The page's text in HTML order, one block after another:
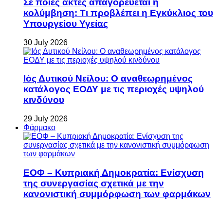
Σε ποιες ακτές απαγορεύεται η
κολύμβηση: Τι προβλέπει η Εγκύκλιος του
Υπουργείου Υγείας
30 July 2026
Ιός Δυτικού Νείλου: Ο αναθεωρημένος
κατάλογος ΕΟΔΥ με τις περιοχές υψηλού
κινδύνου
29 July 2026
Φάρμακο
ΕΟΦ – Κυπριακή Δημοκρατία: Ενίσχυση
της συνεργασίας σχετικά με την
κανονιστική συμμόρφωση των φαρμάκων